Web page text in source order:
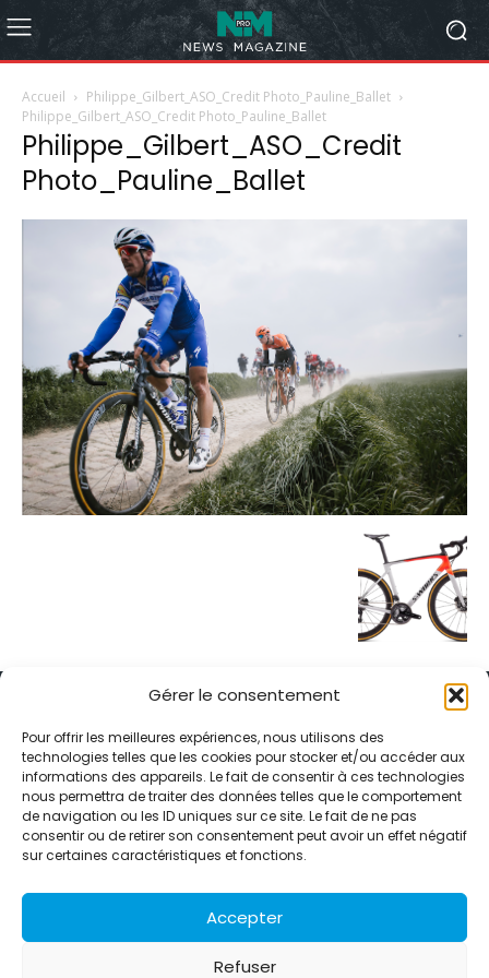
Gérer le consentement
Pour offrir les meilleures expériences, nous utilisons des
technologies telles que les cookies pour stocker et/ou accéder aux
informations des appareils. Le fait de consentir à ces technologies
nous permettra de traiter des données telles que le comportement
de navigation ou les ID uniques sur ce site. Le fait de ne pas
consentir ou de retirer son consentement peut avoir un effet négatif
sur certaines caractéristiques et fonctions.
Accepter
Refuser
Accueil
Philippe_Gilbert_ASO_Credit Photo_Pauline_Ballet
Philippe_Gilbert_ASO_Credit Photo_Pauline_Ballet
Philippe_Gilbert_ASO_Credit
Photo_Pauline_Ballet
Alternative Média est une agence de relations presse et de
relations publiques basée à Grenoble. Depuis 1995, elle conçoit et
pilote des stratégies de visibilité en France et à l’international
grâce à un réseau d’agences partenaires.